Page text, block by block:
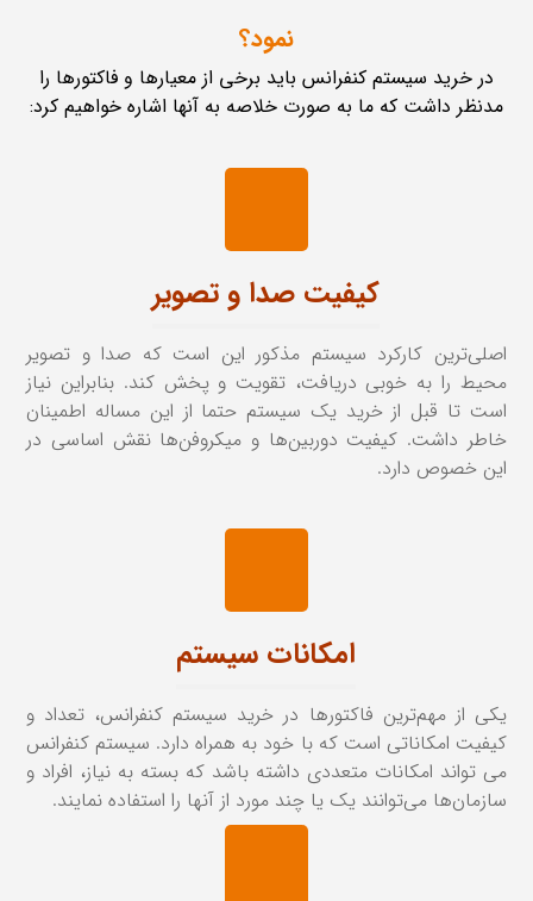
نمود؟
در خرید سیستم کنفرانس باید برخی از معیارها و فاکتورها را
مدنظر داشت که ما به صورت خلاصه به آنها اشاره خواهیم کرد:
کیفیت صدا و تصویر
اصلی‌ترین کارکرد سیستم مذکور این است که صدا و تصویر
محیط را به خوبی دریافت، تقویت و پخش کند. بنابراین نیاز
است تا قبل از خرید یک سیستم حتما از این مساله اطمینان
خاطر داشت. کیفیت دوربین‌ها و میکروفن‌ها نقش اساسی در
این خصوص دارد.
امکانات سیستم
یکی از مهم‌ترین فاکتورها در خرید سیستم کنفرانس، تعداد و
کیفیت امکاناتی است که با خود به همراه دارد. سیستم کنفرانس
می تواند امکانات متعددی داشته باشد که بسته به نیاز، افراد و
سازمان‌ها می‌توانند یک یا چند مورد از آنها را استفاده نمایند.